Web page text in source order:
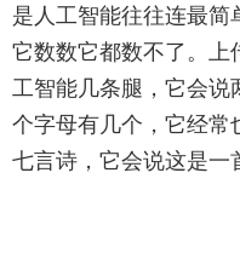
是人工智能往往连最
它数数它都数不了。上
工智能几条腿，它会
个字母有几个，它经常
七言诗，它会说这是一